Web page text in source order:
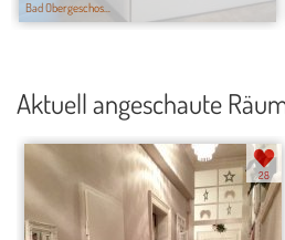
Bad Obergeschos...
Aktuell angeschaute
28